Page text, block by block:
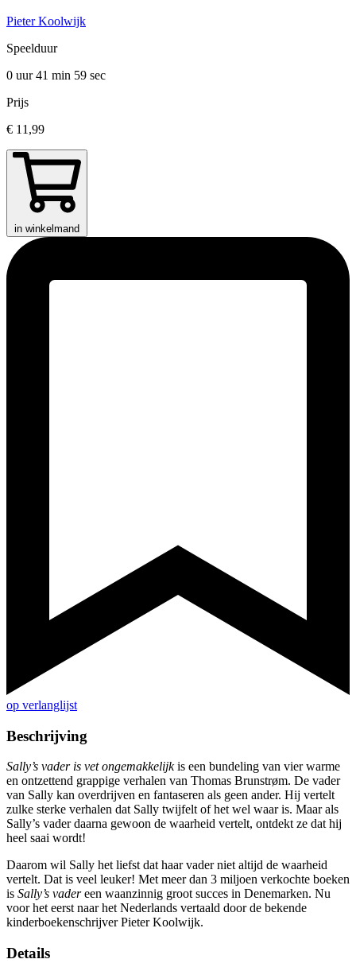
Pieter Koolwijk
Speelduur
0 uur 41 min 59 sec
Prijs
€ 11,99
in winkelmand
op verlanglijst
Beschrijving
Sally’s vader is vet ongemakkelijkis een bundeling van vier warme
en ontzettend grappige verhalen van Thomas Brunstrøm. De vader
van Sally kan overdrijven en fantaseren als geen ander. Hij vertelt
zulke sterke verhalen dat Sally twijfelt of het wel waar is. Maar als
Sally’s vader daarna gewoon de waarheid vertelt, ontdekt ze dat hij
heel saai wordt!
Daarom wil Sally het liefst dat haar vader niet altijd de waarheid
vertelt. Dat is veel leuker! Met meer dan 3 miljoen verkochte boeken
is Sally’s vadereen waanzinnig groot succes in Denemarken. Nu
voor het eerst naar het Nederlands vertaald door de bekende
kinderboekenschrijver Pieter Koolwijk.
Details